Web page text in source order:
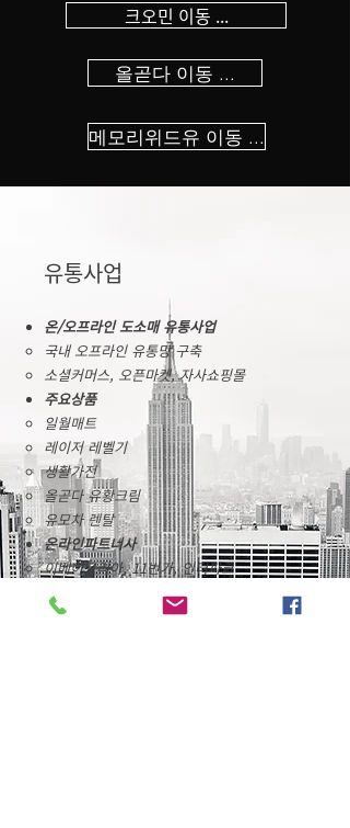
크오민 이동 ...
올곧다 이동 ...
메모리위드유 이동 ...
​유통사업
온/오프라인 도소매 유통사업
​​국내 오프라인 유통망 구축
​소셜커머스, 오픈마켓, 자사쇼핑몰​
주요상품
일월매트
레이저 레벨기
생활가전
올곧다 유황크림
​유모차 렌탈
온라인파트너사
​이베이코리아, 11번가, 인터파크
​소셜커머스
​​쿠팡, 티켓몬스터, 위메프